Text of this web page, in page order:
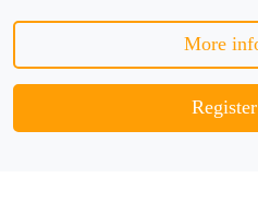
More
Register